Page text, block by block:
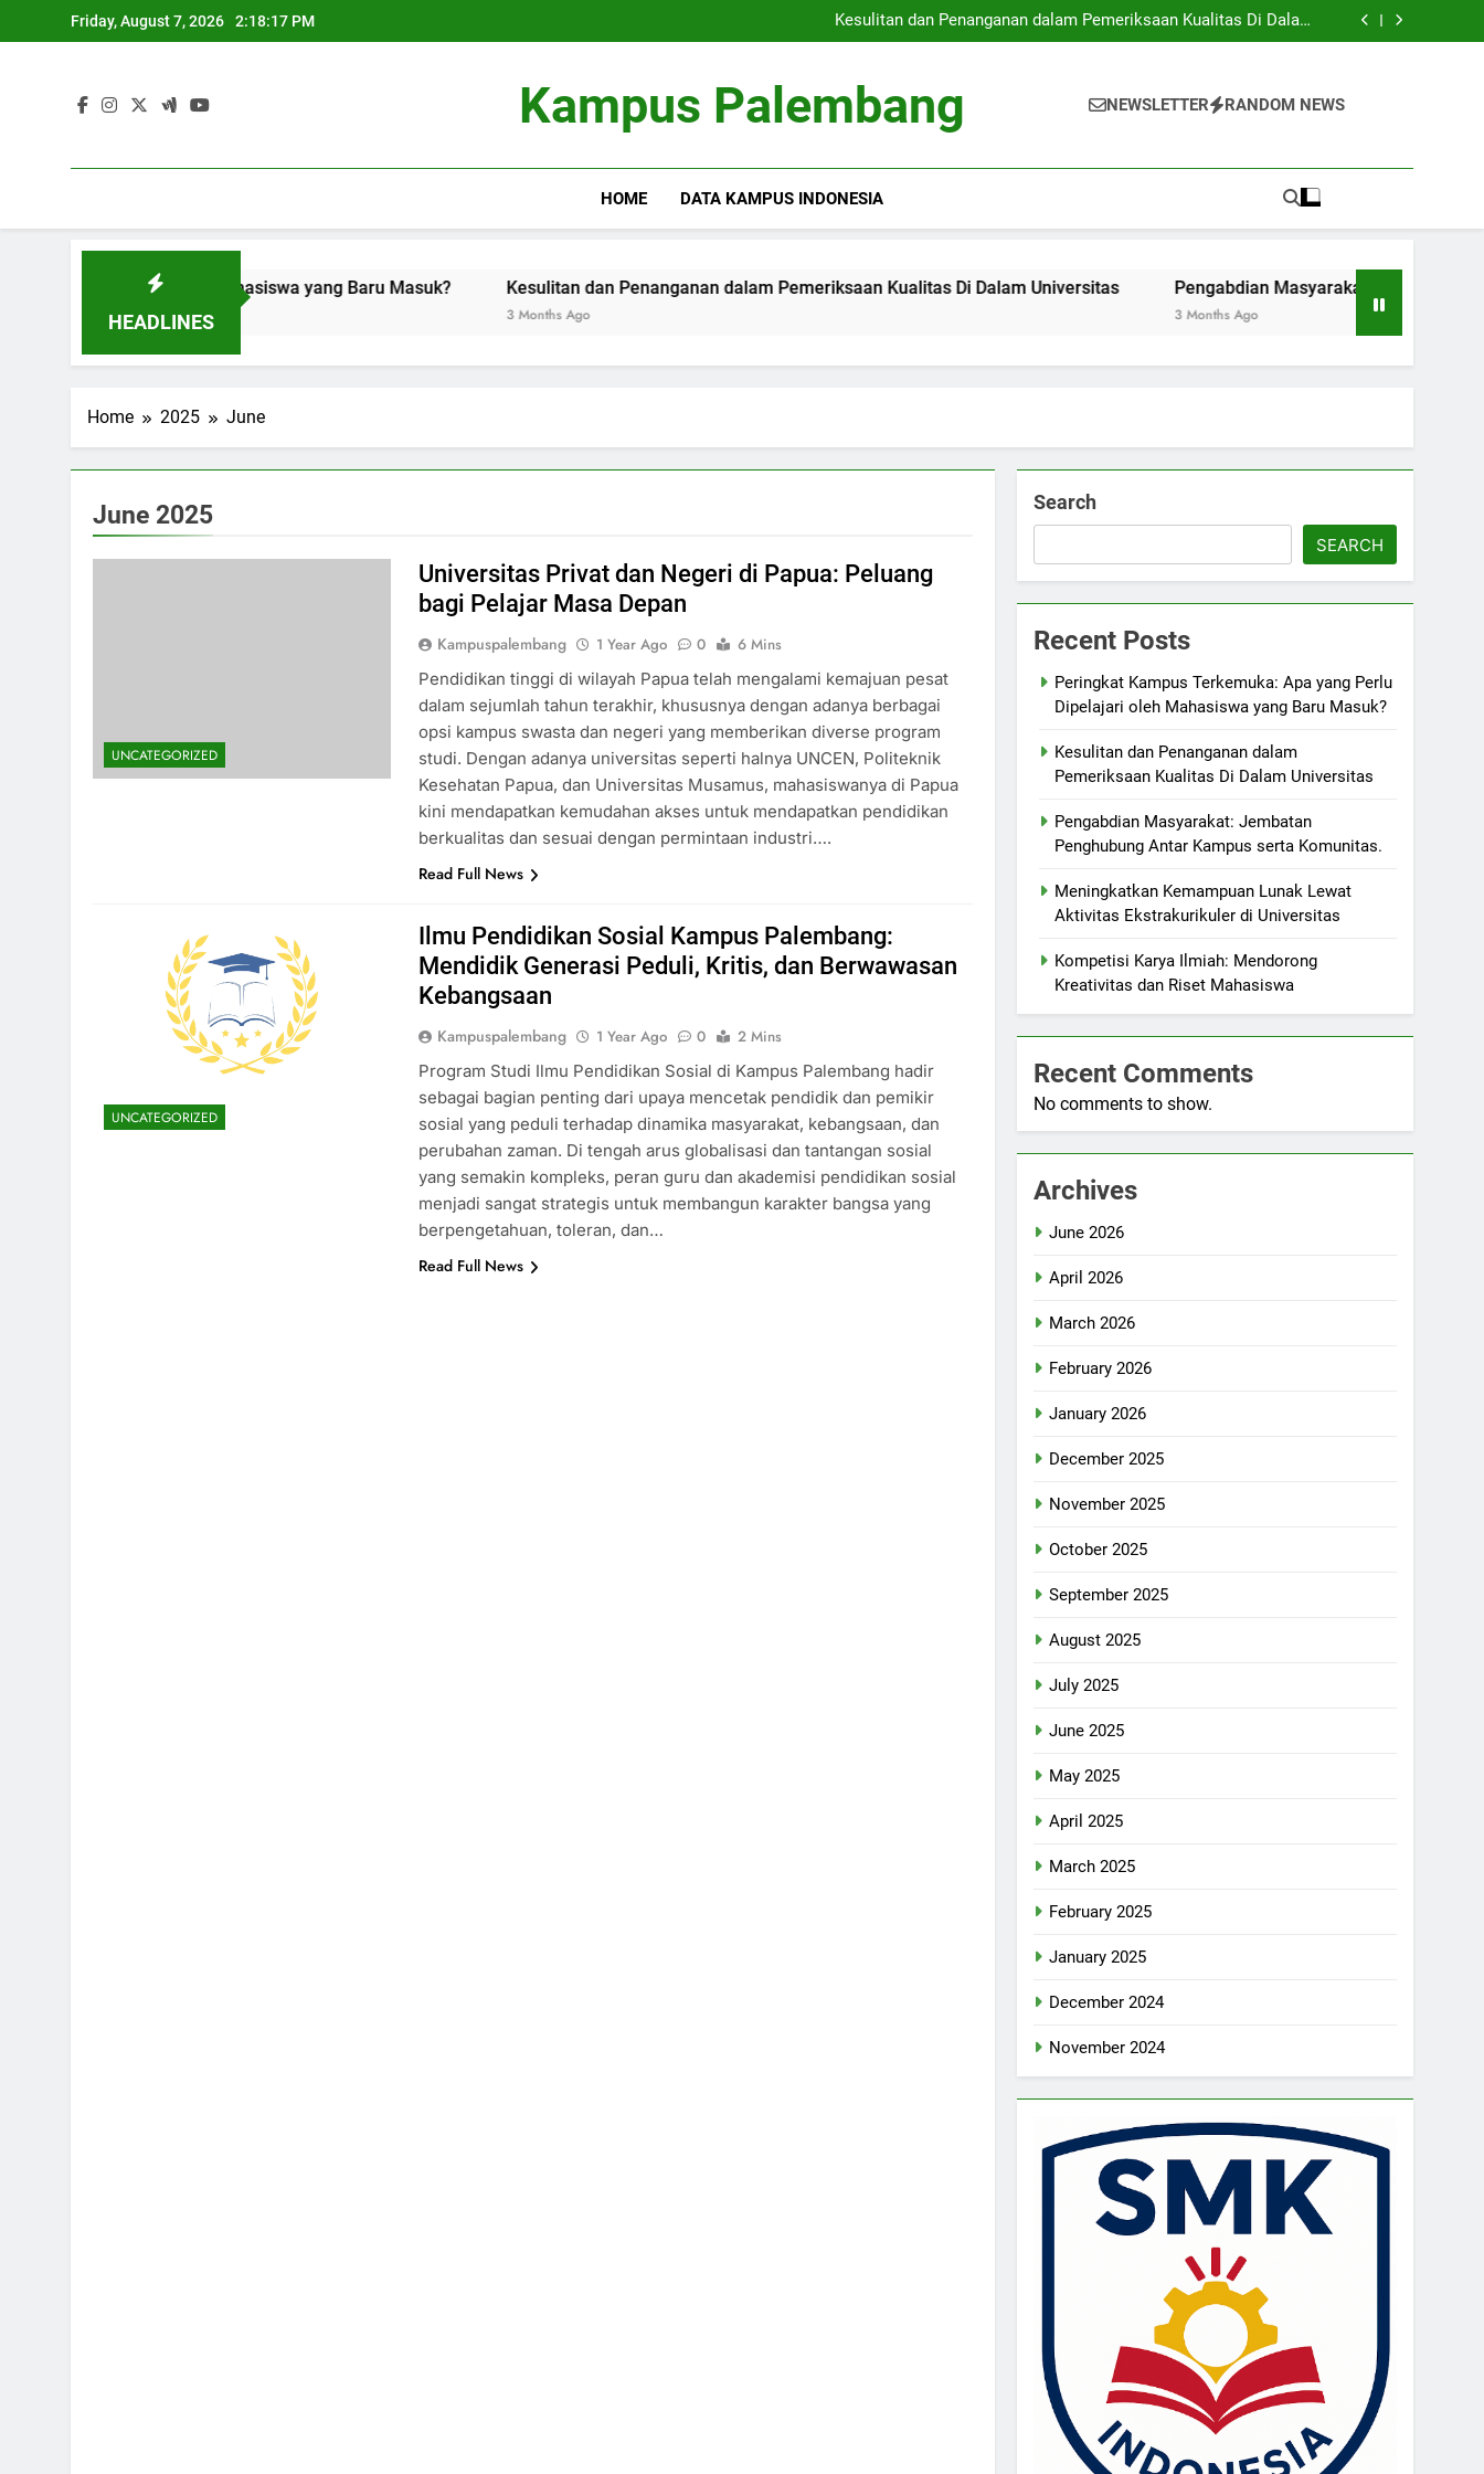
to
Friday, August 7, 2026 2:18:17 PM
yang Baru Masuk?
Kesulitan dan Penanganan dalam Pemeriksaan Kualitas Di Dalam
Universitas
Pengabdian Masyarakat: Jembatan Penghubung Antar Kampus serta
yang Baru Masuk?
Kesulitan dan Penanganan dalam Pemeriksaan Kualitas Di Dalam
Pengabdian Masyarakat: Jembatan Penghubung Antar Kampus serta
Kampus Palembang NEWSLETTER RANDOM NEWS
HOME DATA KAMPUS INDONESIA
HEADLINES
Dipelajari oleh Mahasiswa yang Baru Masuk? Kesulitan dan Penanganan dalam Pemeriksaan Kualitas Di Dalam Universitas
3 Months Ago
Pengabdian Masyarakat: Jembatan
3 Months Ago
Home 2025 June
June 2025
UNCATEGORIZED
Universitas Privat dan Negeri di Papua: Peluang
bagi Pelajar Masa Depan
Kampuspalembang 1 Year Ago 0
6 Mins
Pendidikan tinggi di wilayah Papua telah mengalami kemajuan pesat
dalam sejumlah tahun terakhir, khususnya dengan adanya berbagai
opsi kampus swasta dan negeri yang memberikan diverse program
studi. Dengan adanya universitas seperti halnya UNCEN, Politeknik
Kesehatan Papua, dan Universitas Musamus, mahasiswanya di Papua
kini mendapatkan kemudahan akses untuk mendapatkan pendidikan
berkualitas dan sesuai dengan permintaan industri….
Read Full News
UNCATEGORIZED
Ilmu Pendidikan Sosial Kampus Palembang:
Mendidik Generasi Peduli, Kritis, dan Berwawasan
Kebangsaan
Kampuspalembang 1 Year Ago 0
2 Mins
Program Studi Ilmu Pendidikan Sosial di Kampus Palembang hadir
sebagai bagian penting dari upaya mencetak pendidik dan pemikir
sosial yang peduli terhadap dinamika masyarakat, kebangsaan, dan
perubahan zaman. Di tengah arus globalisasi dan tantangan sosial
yang semakin kompleks, peran guru dan akademisi pendidikan sosial
menjadi sangat strategis untuk membangun karakter bangsa yang
berpengetahuan, toleran, dan…
Read Full News
Search
SEARCH
Recent Posts
Peringkat Kampus Terkemuka: Apa yang Perlu
Dipelajari oleh Mahasiswa yang Baru Masuk?
Kesulitan dan Penanganan dalam
Pemeriksaan Kualitas Di Dalam Universitas
Pengabdian Masyarakat: Jembatan
Penghubung Antar Kampus serta Komunitas.
Meningkatkan Kemampuan Lunak Lewat
Aktivitas Ekstrakurikuler di Universitas
Kompetisi Karya Ilmiah: Mendorong
Kreativitas dan Riset Mahasiswa
Recent Comments
No comments to show.
Archives
June 2026
April 2026
March 2026
February 2026
January 2026
December 2025
November 2025
October 2025
September 2025
August 2025
July 2025
June 2025
May 2025
April 2025
March 2025
February 2025
January 2025
December 2024
November 2024